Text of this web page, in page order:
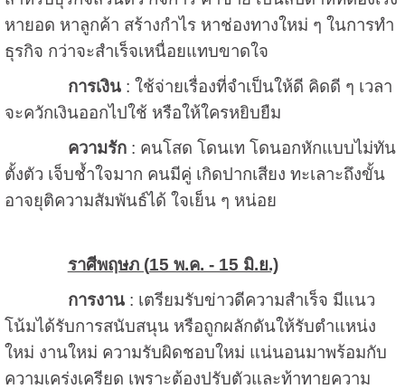
หายอด หาลูกค้า สร้างกำไร หาช่องทางใหม่ ๆ ในการทำ
ธุรกิจ กว่าจะสำเร็จเหนื่อยแทบขาดใจ
การเงิน : ใช้จ่ายเรื่องที่จำเป็นให้ดี คิดดี ๆ เวลา
จะควักเงินออกไปใช้ หรือให้ใครหยิบยืม
ความรัก: คนโสด โดนเท โดนอกหักแบบไม่ทัน
ตั้งตัว เจ็บช้ำใจมาก คนมีคู่ เกิดปากเสียง ทะเลาะถึงขั้น
อาจยุติความสัมพันธ์ได้ ใจเย็น ๆ หน่อย
ราศีพฤษภ (15 พ.ค. - 15 มิ.ย.)
การงาน: เตรียมรับข่าวดีความสำเร็จ มีแนว
โน้มได้รับการสนับสนุน หรือถูกผลักดันให้รับตำแหน่ง
ใหม่ งานใหม่ ความรับผิดชอบใหม่ แน่นอนมาพร้อมกับ
ความเคร่งเครียด เพราะต้องปรับตัวและท้าทายความ